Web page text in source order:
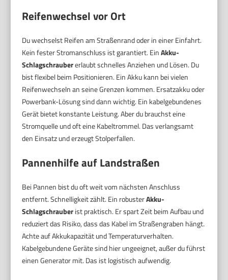
Reifenwechsel vor Ort
Du wechselst Reifen am Straßenrand oder in einer Einfahrt.
Kein fester Stromanschluss ist garantiert. EinAkku-
Schlagschraubererlaubt schnelles Anziehen und Lösen. Du
bist flexibel beim Positionieren. Ein Akku kann bei vielen
Reifenwechseln an seine Grenzen kommen. Ersatzakku oder
Powerbank-Lösung sind dann wichtig. Ein kabelgebundenes
Gerät bietet konstante Leistung. Aber du brauchst eine
Stromquelle und oft eine Kabeltrommel. Das verlangsamt
den Einsatz und erzeugt Stolperfallen.
Pannenhilfe auf Landstraßen
Bei Pannen bist du oft weit vom nächsten Anschluss
entfernt. Schnelligkeit zählt. Ein robusterAkku-
Schlagschrauberist praktisch. Er spart Zeit beim Aufbau und
reduziert das Risiko, dass das Kabel im Straßengraben hängt.
Achte auf Akkukapazität und Temperaturverhalten.
Kabelgebundene Geräte sind hier ungeeignet, außer du führst
einen Generator mit. Das ist logistisch aufwendig.